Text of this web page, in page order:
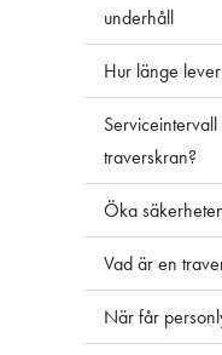
underhåll
Hur länge
traverskran?
Öka
Vad är en
När får